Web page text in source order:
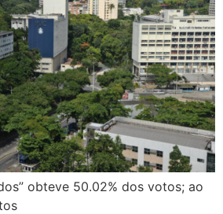
obteve 50.02% dos votos; ao